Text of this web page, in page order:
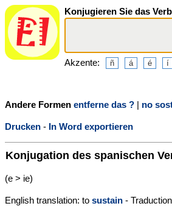
Konjugieren Sie das Verb
Akzente:
Andere Formen entferne das ? | no
Drucken - In Word exportieren
Konjugation des spanischen
(e > ie)
English translation: to sustain -